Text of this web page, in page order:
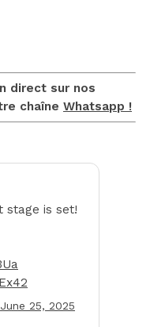
direct sur nos
chaîne Whatsapp !
stage is set!
June 25, 2025